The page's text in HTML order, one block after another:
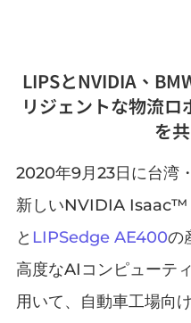
LIPSとNVIDIA、
リジェントな物流
を
2020年9月23日に台湾
新しいNVIDIA Isaac™
と LIPSedge AE400の
高度なAIコンピューテ
用いて、自動車工場向